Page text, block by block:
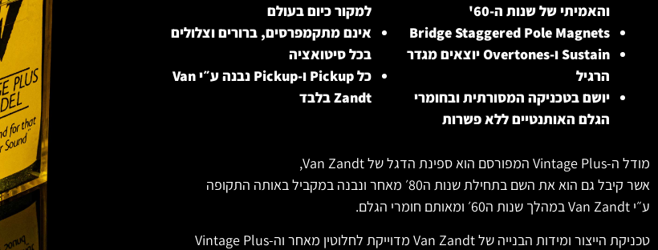
והאמיתי של שנות ה-60'
Bridge Staggered Pole Magnets
Sustain ו-Overtones יוצאים מגדר
הרגיל
יושם בטכניקה המסורתית ובחומרי
הגלם האותנטיים ללא פשרות
למקור כיום בעולם
אינם מתקמפרסים, ברורים וצלולים
בכל סיטואציה
כל Pickup ו-Pickup נבנה ע״י Van
Zandt בלבד
מודל ה-Vintage Plus המפורסם הוא ספינת הדגל של Van Zandt,
אשר קיבל גם הוא את השם בתחילת שנות ה80׳ מאחר
ונבנה במקביל באותה התקופה
ע״י Van Zandt במהלך שנות ה60׳ ומאותם חומרי הגלם.
טכניקת הייצור ומידות הבנייה של Van Zandt מדוייקת לחלוטין מאחר וה-Vintage Plus